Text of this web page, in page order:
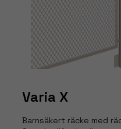
Varia X
Barnsäkert räcke med